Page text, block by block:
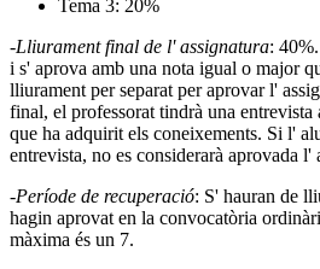
Tema 3: 20%
-Lliurament final de l' assignatura:
i s' aprova amb una nota igual o major
lliurament per separat per aprovar l'
final, el professorat tindrà una
que ha adquirit els coneixements. Si l'
entrevista, no es considerarà aprovada l'
-Període de recuperació: S' hauran de
hagin aprovat en la convocatòria
màxima és un 7.